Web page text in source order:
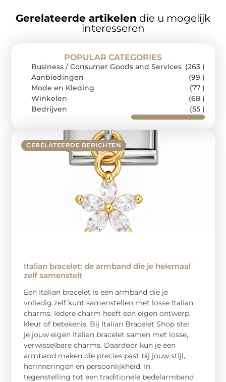
Gerelateerde artikelen die u mogelijk
interesseren
GERELATEERDE BERICHTEN
Italian bracelet: de armband die je helemaal
zelf samenstelt
Een Italian bracelet is een armband die je
volledig zelf kunt samenstellen met losse Italian
charms. Iedere charm heeft een eigen ontwerp,
kleur of betekenis. Bij Italian Bracelet Shop stel
je jouw eigen Italian bracelet samen met losse,
verwisselbare charms. Daardoor kun je een
armband maken die precies past bij jouw stijl,
herinneringen en persoonlijkheid. In
tegenstelling tot een traditionele bedelarmband
POPULAR CATEGORIES
Business / Consumer Goods and Services (263 )
Aanbiedingen
(99 )
Mode en Kleding
(77 )
Winkelen
(68 )
Bedrijven
(55 )